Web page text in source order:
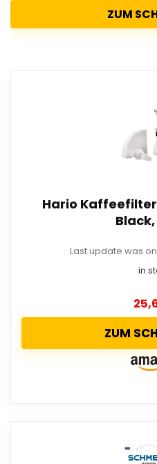
ZUM
Hario
Last update was
in
ZUM